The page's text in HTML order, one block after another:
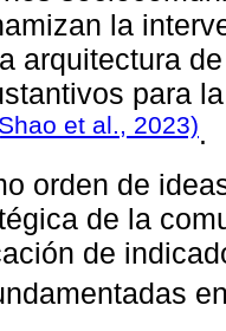
la
arquitectura
para
et al., 2023).
orden de
de la
de